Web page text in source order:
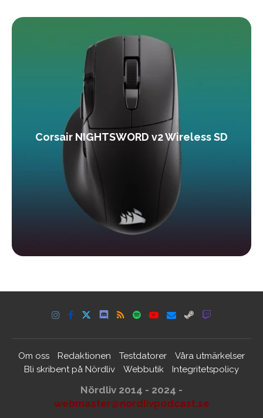
Corsair NIGHTSWORD v2 Wireless SD
Om oss Redaktionen Testdatorer
Våra utmärkelser
Bli skribent på Nördliv
Webbutik Integritetspolicy
Nördliv 2014 - 2024 -
webmaster@nordlivpodcast.se